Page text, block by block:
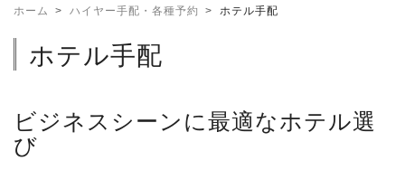
ホーム ハイヤー手配・各種予約 ホテル手配
ホテル手配
ビジネスシーンに最適なホテル選
び